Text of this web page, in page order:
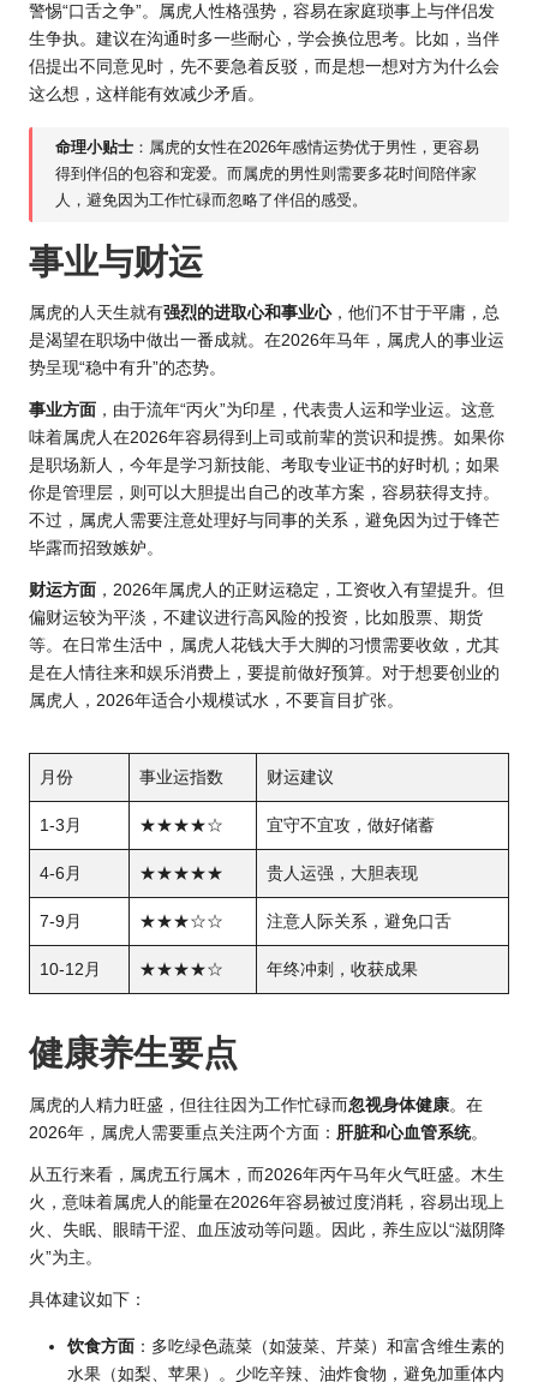
警惕“口舌之争”。属虎人性格强势，容易在家庭琐事上与伴侣发
生争执。建议在沟通时多一些耐心，学会换位思考。比如，当伴
侣提出不同意见时，先不要急着反驳，而是想一想对方为什么会
这么想，这样能有效减少矛盾。
命理小贴士 ：属虎的女性在2026年感情运势优于男性，更容易
得到伴侣的包容和宠爱。而属虎的男性则需要多花时间陪伴家
人，避免因为工作忙碌而忽略了伴侣的感受。
事业与财运
属虎的人天生就有强烈的进取心和事业心，他们不甘于平庸，总
是渴望在职场中做出一番成就。在2026年马年，属虎人的事业运
势呈现“稳中有升”的态势。
事业方面 ，由于流年“丙火”为印星，代表贵人运和学业运。这意
味着属虎人在2026年容易得到上司或前辈的赏识和提携。如果你
是职场新人，今年是学习新技能、考取专业证书的好时机；如果
你是管理层，则可以大胆提出自己的改革方案，容易获得支持。
不过，属虎人需要注意处理好与同事的关系，避免因为过于锋芒
毕露而招致嫉妒。
财运方面 ， 2026年属虎人的正财运稳定，工资收入有望提升。但
偏财运较为平淡，不建议进行高风险的投资，比如股票、期货
等。在日常生活中，属虎人花钱大手大脚的习惯需要收敛，尤其
是在人情往来和娱乐消费上，要提前做好预算。对于想要创业的
属虎人，2026年适合小规模试水，不要盲目扩张。
月份 事业运指数 财运建议
1-3月 ★★★★☆ 宜守不宜攻，做好储蓄
4-6月 ★★★★★ 贵人运强，大胆表现
7-9月 ★★★☆☆ 注意人际关系，避免口舌
10-12月 ★★★★☆ 年终冲刺，收获成果
健康养生要点
属虎的人精力旺盛，但往往因为工作忙碌而忽视身体健康。在
2026年，属虎人需要重点关注两个方面： 肝脏和心血管系统。
从五行来看，属虎五行属木，而2026年丙午马年火气旺盛。木生
火，意味着属虎人的能量在2026年容易被过度消耗，容易出现上
火、失眠、眼睛干涩、血压波动等问题。因此，养生应以“滋阴降
火”为主。
具体建议如下：
饮食方面 ：多吃绿色蔬菜（如菠菜、芹菜）和富含维生素的
水果（如梨、苹果）。少吃辛辣、油炸食物，避免加重体内